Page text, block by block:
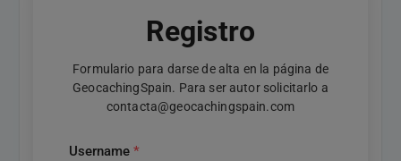
Registro
Formulario para darse de alta en la página de
GeocachingSpain. Para ser autor solicitarlo a
contacta@geocachingspain.com
Username *